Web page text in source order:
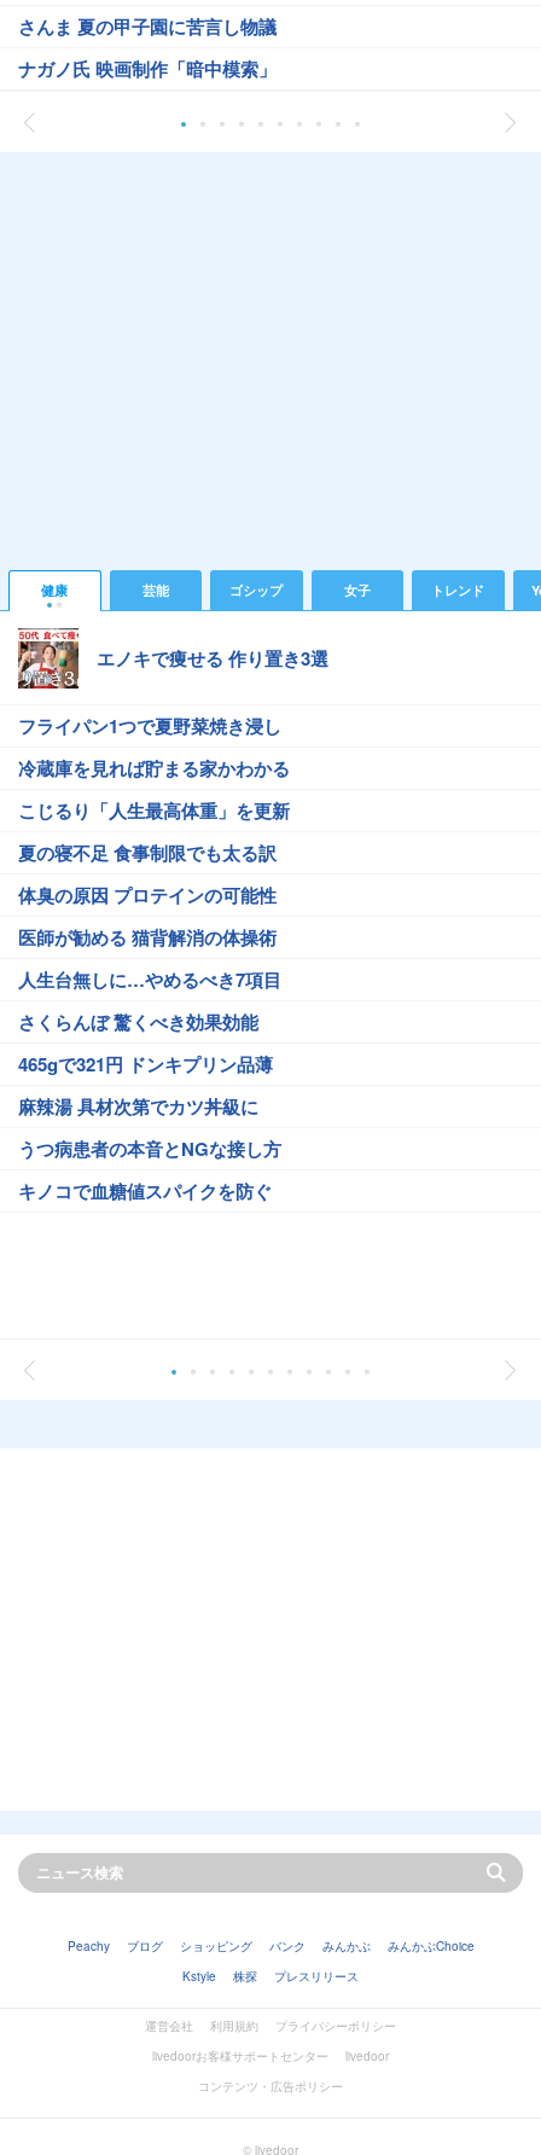
さんま 夏の甲子園に苦言し物議
ナガノ氏 映画制作「暗中模索」
健康 芸能 ゴシップ 女子 トレンド
エノキで痩せる 作り置き3選
フライパン1つで夏野菜焼き浸し
冷蔵庫を見れば貯まる家かわかる
こじるり「人生最高体重」を更新
夏の寝不足 食事制限でも太る訳
体臭の原因 プロテインの可能性
医師が勧める 猫背解消の体操術
人生台無しに…やめるべき7項目
さくらんぼ 驚くべき効果効能
465gで321円 ドンキプリン品薄
麻辣湯 具材次第でカツ丼級に
うつ病患者の本音とNGな接し方
キノコで血糖値スパイクを防ぐ
Peachy ブログ ショッピング バンク みんかぶ
みんかぶChoice
Kstyle
株探 プレスリリース
運営会社 利用規約
プライバシーポリシー
livedoorお客様サポートセンター
livedoor
コンテンツ・広告ポリシー
© livedoor